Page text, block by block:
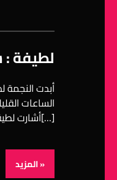
لطيفة :
الساعات
أشارت لطيقة أن روتانا تمتلك خبرات كبيرة في مجال التوزيع، ولديها القدرة على تحقيق أكبر قدر من[…]
المزيد »